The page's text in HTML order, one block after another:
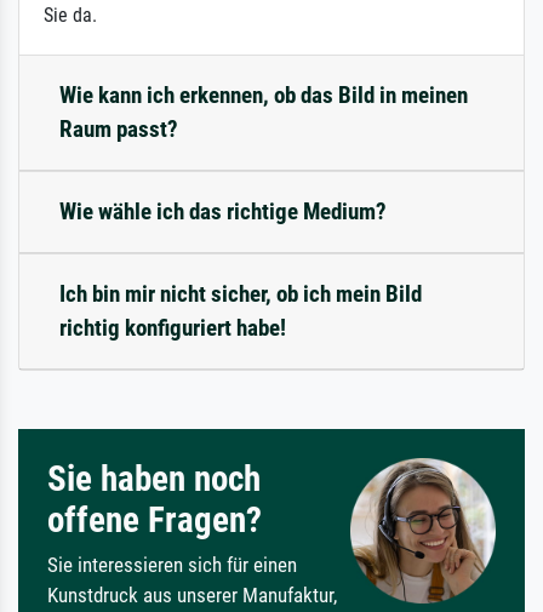
Sie da.
Wie kann ich erkennen, ob das Bild in meinen
Raum passt?
Wie wähle ich das richtige Medium?
Ich bin mir nicht sicher, ob ich mein Bild
richtig konfiguriert habe!
Sie haben noch
offene Fragen?
Sie interessieren sich für einen
Kunstdruck aus unserer Manufaktur,